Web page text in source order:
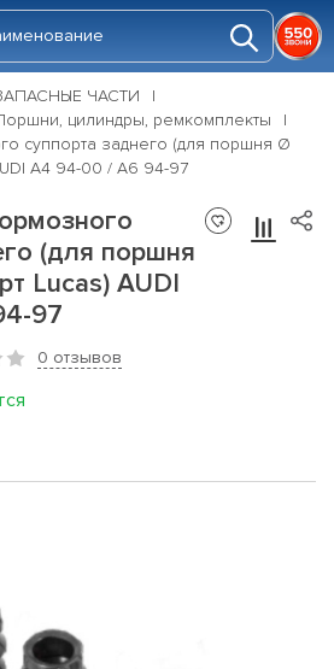
ЧАСТИ
цилиндры, ремкомплекты
суппорта заднего (для поршня Ø
A4 94-00 / A6 94-97
(для поршня
Lucas) AUDI
97
0 отзывов